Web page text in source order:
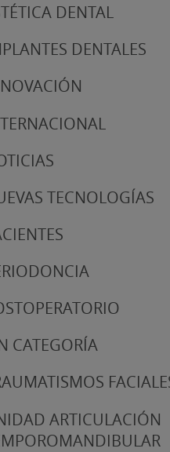
DENTAL
DENTALES
TECNOLOGÍAS
CATEGORÍA
ARTICULACIÓN